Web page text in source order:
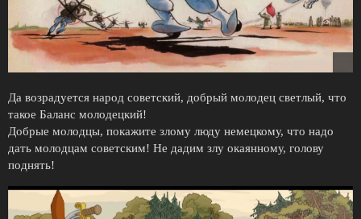
Да возрадуется народ советский, добрый молодец светлый, что
такое Баланс молодецкий!
Добрые молодцы, покажите злому люду немецкому, что надо
дать молодцам советским! Не дадим злу окаянному, голову
поднять!